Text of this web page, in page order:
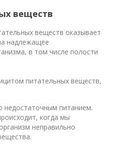
веществ
веществ оказывает
надлежащее
в том числе полости
питательных веществ,
недостаточным питанием.
когда мы
неправильно